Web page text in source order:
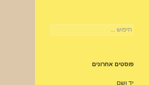
חיפוש:
פוסטים אחרונים
יד ושם